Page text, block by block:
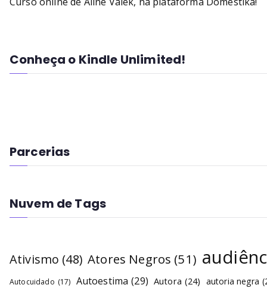
Conheça o Kindle Unlimited!
Parcerias
Nuvem de Tags
Ativismo (48) Atores Negros (51)
Autocuidado (17) Autoestima (29) Autora (24) autoria negra